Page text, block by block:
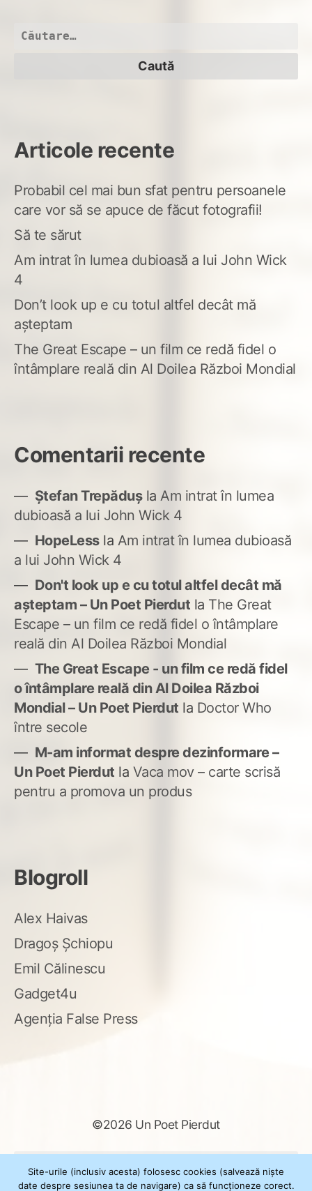
Caută
Articole recente
Probabil cel mai bun sfat pentru persoanele
care vor să se apuce de făcut fotografii!
Să te sărut
Am intrat în lumea dubioasă a lui John Wick
4
Don’t look up e cu totul altfel decât mă
așteptam
The Great Escape – un film ce redă fidel o
întâmplare reală din Al Doilea Război Mondial
Comentarii recente
Ștefan Trepădușla Am intrat în lumea
dubioasă a lui John Wick 4
HopeLessla Am intrat în lumea dubioasă
a lui John Wick 4
Don't look up e cu totul altfel decât mă
așteptam – Un Poet Pierdut la The Great
Escape – un film ce redă fidel o întâmplare
reală din Al Doilea Război Mondial
The Great Escape - un film ce redă fidel
o întâmplare reală din Al Doilea Război
Mondial – Un Poet Pierdut la Doctor Who
între secole
M-am informat despre dezinformare –
Un Poet Pierdut la Vaca mov – carte scrisă
pentru a promova un produs
Blogroll
Alex Haivas
Dragoș Șchiopu
Emil Călinescu
Gadget4u
Agenția False Press
©2026 Un Poet Pierdut
după:
Site-urile (inclusiv acesta) folosesc cookies (salvează niște
date despre sesiunea ta de navigare) ca să funcționeze corect.